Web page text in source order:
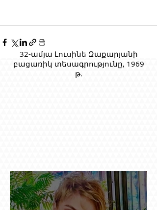
32-ամյա Լուսինե Զաքարյանի
բացառիկ տեսագրությունը, 1969
թ.